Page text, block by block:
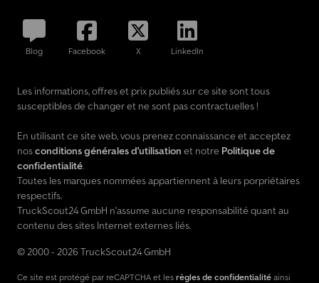
Blog Facebook X LinkedIn
Les informations, offres et prix publiés sur ce site sont tous
susceptibles de changer et ne sont pas contractuelles !
En utilisant ce site web, vous prenez connaissance et acceptez
nosconditions générales d'utilisation et notre Politique de
confidentialité.
Toutes les marques nommées appartiennent à leurs porpriétaires
respectifs.
TruckScout24 GmbH n'assume aucune responsabilité quant au
contenu des sites Internet externes liés.
© 2000 - 2026 TruckScout24 GmbH
Ce site est protégé par reCAPTCHA et les règles de confidentialité ainsi